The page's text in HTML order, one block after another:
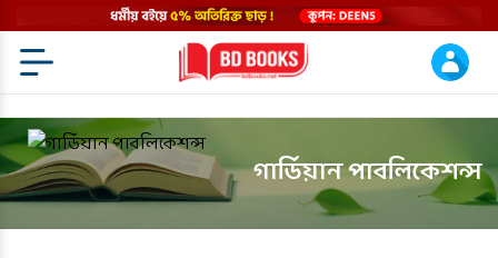
গার্ডিয়ান পাবলিকেশন্স